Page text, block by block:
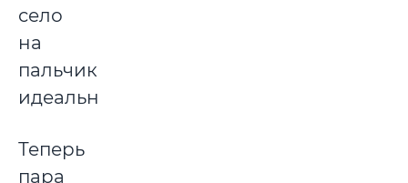
село
на
пальчик
идеально.
Теперь
пара